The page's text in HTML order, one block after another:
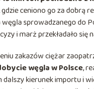
ceniono go za dobrą
węgla sprowadzanego do
i marż przekładało się
zakazów ciężar
węgla w Polsce,
dalszy kierunek importu i